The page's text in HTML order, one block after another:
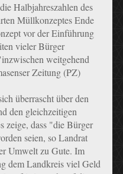
Halbjahreszahlen des
Müllkonzeptes Ende
vor der Einführung
vieler Bürger
weitgehend
Zeitung (PZ)
überrascht über den
den gleichzeitigen
zeige, dass "die Bürger
seien, so Landrat
Umwelt zu Gute. Im
dem Landkreis viel Geld